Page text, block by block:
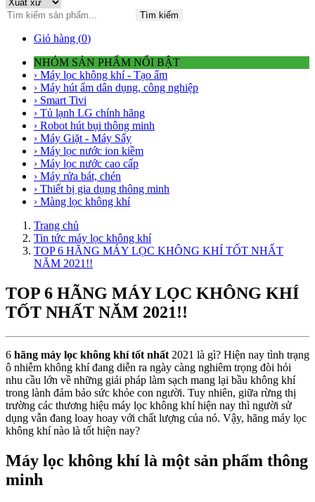
Tìm kiếm
Giỏ hàng (0)
NHÓM SẢN PHẨM NỔI BẬT
› Máy lọc không khí - Tạo ẩm
› Máy hút ẩm dân dụng, công nghiệp
› Smart Tivi
› Tủ lạnh LG chính hãng
› Robot hút bụi thông minh
› Máy Giặt - Máy Sấy
› Máy lọc nước ion kiềm
› Máy lọc nước cao cấp
› Máy rửa bát, chén
› Thiết bị gia dụng thông minh
› Màng lọc không khí
Trang chủ
Tin tức máy lọc không khí
TOP 6 HÃNG MÁY LỌC KHÔNG KHÍ TỐT NHẤT
NĂM 2021!!
TOP 6 HÃNG MÁY LỌC KHÔNG KHÍ
TỐT NHẤT NĂM 2021!!
6 hãng máy lọc không khí tốt nhất 2021 là gì? Hiện nay tình trạng
ô nhiễm không khí đang diễn ra ngày càng nghiêm trọng đòi hỏi
nhu cầu lớn về những giải pháp làm sạch mang lại bầu không khí
trong lành đảm bảo sức khỏe con người. Tuy nhiên, giữa rừng thị
trường các thương hiệu máy lọc không khí hiện nay thì người sử
dụng vẫn đang loay hoay với chất lượng của nó. Vậy, hãng máy lọc
không khí nào là tốt hiện nay?
Máy lọc không khí là một sản phẩm thông
minh